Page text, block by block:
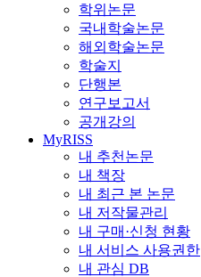
학위논문
국내학술논문
해외학술논문
학술지
단행본
연구보고서
공개강의
MyRISS
내 추천논문
내 책장
내 최근 본 논문
내 저작물관리
내 구매·신청 현황
내 서비스 사용권한
내 관심 DB